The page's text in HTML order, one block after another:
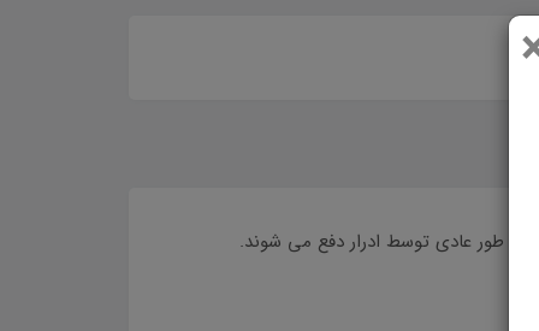
به طور عادی توسط ادرار دفع می شوند.